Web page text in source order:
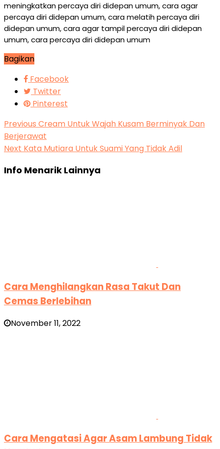
meningkatkan percaya diri didepan umum, cara agar
percaya diri didepan umum, cara melatih percaya diri
didepan umum, cara agar tampil percaya diri didepan
umum, cara percaya diri didepan umum
Bagikan
Facebook
Twitter
Pinterest
Previous Cream Untuk Wajah Kusam Berminyak Dan
Berjerawat
Next Kata Mutiara Untuk Suami Yang Tidak Adil
Info Menarik Lainnya
Cara Menghilangkan Rasa Takut Dan
Cemas Berlebihan
November 11, 2022
Cara Mengatasi Agar Asam Lambung Tidak